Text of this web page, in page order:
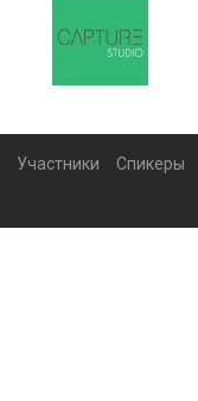
Участники Спикеры